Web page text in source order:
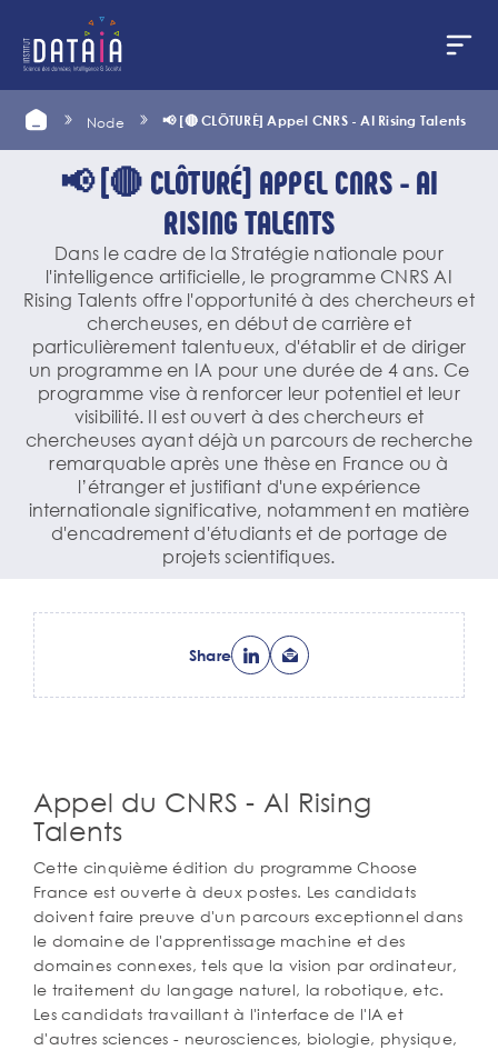
main
content
Node 📢 [🔴 CLÔTURÉ] Appel CNRS - AI Rising Talents
📢 [🔴 CLÔTURÉ] APPEL CNRS - AI
RISING TALENTS
Dans le cadre de la Stratégie nationale pour
l'intelligence artificielle, le programme CNRS AI
Rising Talents offre l'opportunité à des chercheurs et
chercheuses, en début de carrière et
particulièrement talentueux, d'établir et de diriger
un programme en IA pour une durée de 4 ans. Ce
programme vise à renforcer leur potentiel et leur
visibilité. Il est ouvert à des chercheurs et
chercheuses ayant déjà un parcours de recherche
remarquable après une thèse en France ou à
l’étranger et justifiant d'une expérience
internationale significative, notamment en matière
d'encadrement d'étudiants et de portage de
projets scientifiques.
Share
Corps
de
texte
Appel du CNRS - AI Rising
Talents
Cette cinquième édition du programme Choose
France est ouverte à deux postes. Les candidats
doivent faire preuve d'un parcours exceptionnel dans
le domaine de l'apprentissage machine et des
domaines connexes, tels que la vision par ordinateur,
le traitement du langage naturel, la robotique, etc.
Les candidats travaillant à l'interface de l'IA et
d'autres sciences - neurosciences, biologie, physique,
Cookies management panel